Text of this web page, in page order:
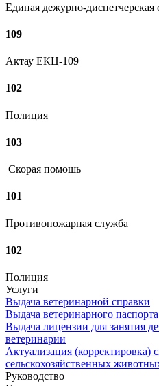
Единая дежурно-диспетчерская
109
Актау ЕКЦ-109
102
Полиция
103
Скорая помошь
101
Противопожарная служба
102
Полиция
Услуги
Выдача ветеринарной справки
Выдача ветеринарного паспорта
Выдача лицензии для занятия
ветеринарии
Актуализация (корректировка)
сельскохозяйственных
Руководство